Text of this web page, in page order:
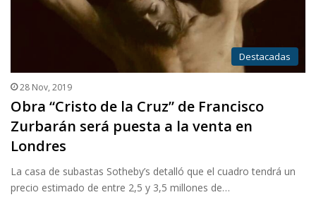
Destacadas
28 Nov, 2019
Obra “Cristo de la Cruz” de Francisco
Zurbarán será puesta a la venta en
Londres
La casa de subastas Sotheby’s detalló que el cuadro tendrá un
precio estimado de entre 2,5 y 3,5 millones de…